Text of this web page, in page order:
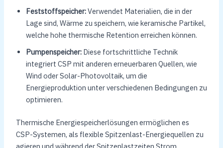
Feststoffspeicher:Verwendet Materialien, die in der
Lage sind, Wärme zu speichern, wie keramische Partikel,
welche hohe thermische Retention erreichen können.
Pumpenspeicher:Diese fortschrittliche Technik
integriert CSP mit anderen erneuerbaren Quellen, wie
Wind oder Solar-Photovoltaik, um die
Energieproduktion unter verschiedenen Bedingungen zu
optimieren.
Thermische Energiespeicherlösungen ermöglichen es
CSP-Systemen, als flexible Spitzenlast-Energiequellen zu